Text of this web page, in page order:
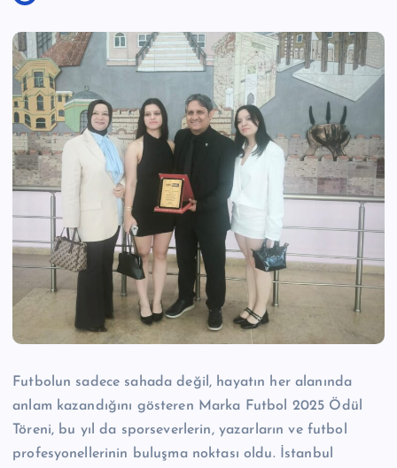
g
ü
n
H
a
n
M
e
k
e
zi
Futbolun sadece sahada değil, hayatın her alanında
anlam kazandığını gösteren Marka Futbol 2025 Ödül
Töreni, bu yıl da sporseverlerin, yazarların ve futbol
profesyonellerinin buluşma noktası oldu. İstanbul